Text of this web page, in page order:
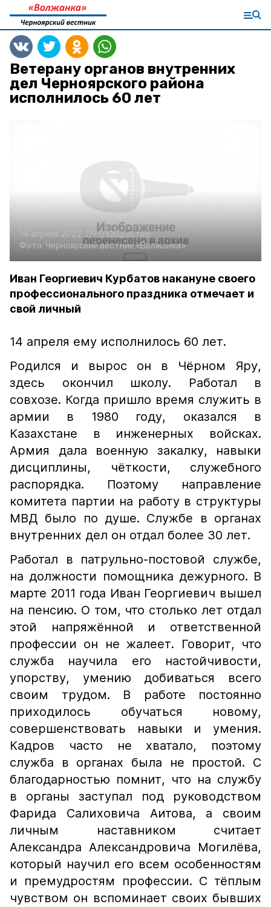
Ветерану органов внутренних
дел Черноярского района
исполнилось 60 лет
14 апреля 2022, 09:01Общество
Фото: Черноярский вестник «Волжанка»
Иван Георгиевич Курбатов накануне своего
профессионального праздника отмечает и
свой личный
14 апреля ему исполнилось 60 лет.
Родился и вырос он в Чёрном Яру,
здесь окончил школу. Работал в
совхозе. Когда пришло время служить в
армии в 1980 году, оказался в
Казахстане в инженерных войсках.
Армия дала военную закалку, навыки
дисциплины, чёткости, служебного
распорядка. Поэтому направление
комитета партии на работу в структуры
МВД было по душе. Службе в органах
внутренних дел он отдал более 30 лет.
Работал в патрульно-постовой службе,
на должности помощника дежурного. В
марте 2011 года Иван Георгиевич вышел
на пенсию. О том, что столько лет отдал
этой напряжённой и ответственной
профессии он не жалеет. Говорит, что
служба научила его настойчивости,
упорству, умению добиваться всего
своим трудом. В работе постоянно
приходилось обучаться новому,
совершенствовать навыки и умения.
Кадров часто не хватало, поэтому
служба в органах была не простой. С
благодарностью помнит, что на службу
в органы заступал под руководством
Фарида Салиховича Аитова, а своим
личным наставником считает
Александра Александровича Могилёва,
который научил его всем особенностям
и премудростям профессии. С тёплым
чувством он вспоминает своих бывших